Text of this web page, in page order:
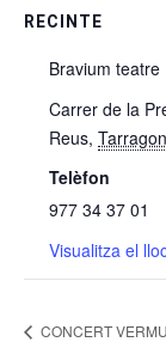
RECINTE
Bravium teatre
Carrer de la
Reus,
Telèfon
977 34 37 01
Visualitza el
CONCERT